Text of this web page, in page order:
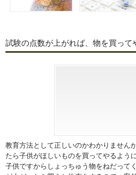
試験の点数が上がれば、物を買って
教育方法として正しいのかわかりません
たら子供がほしいものを買ってやるよう
子供ですからしょっちゅう物をねだって